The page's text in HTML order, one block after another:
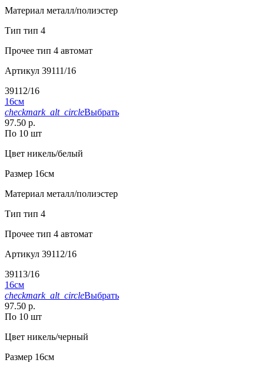
Материал металл/полиэстер
Тип тип 4
Прочее тип 4 автомат
Артикул 39111/16
39112/16
16см
checkmark_alt_circleВыбрать
97.50 р.
По 10 шт
Цвет никель/белый
Размер 16см
Материал металл/полиэстер
Тип тип 4
Прочее тип 4 автомат
Артикул 39112/16
39113/16
16см
checkmark_alt_circleВыбрать
97.50 р.
По 10 шт
Цвет никель/черный
Размер 16см